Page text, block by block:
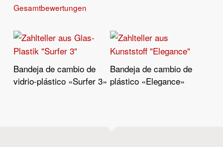
Gesamtbewertungen
Leer Más
Bandeja de cambio de
vidrio-plástico «Surfer 3»
Leer Más
Bandeja de cambio de
plástico «Elegance»